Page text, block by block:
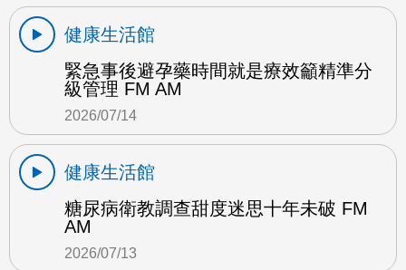
健康生活館
緊急事後避孕藥時間就是療效籲精準分
級管理 FM AM
2026/07/14
健康生活館
糖尿病衛教調查甜度迷思十年未破 FM
AM
2026/07/13